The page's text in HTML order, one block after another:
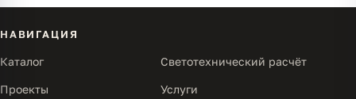
НАВИГАЦИЯ
Каталог Светотехнический расчёт
Проекты Услуги